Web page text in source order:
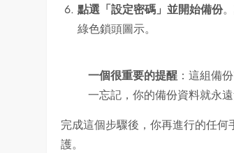
點選「設定密碼」並開始備份
綠色鎖頭圖示。
一個很重要的提醒 ：這組備
一忘記，你的備份資料就永
完成這個步驟後，你再進行的任
護。